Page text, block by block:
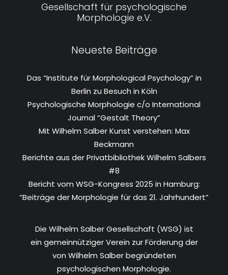
Gesellschaft für psychologische
Morphologie e.V.
Neueste Beiträge
Das “Institute für Morphological Psychology” in
Berlin zu Besuch in Köln
Psychologische Morphologie c/o International
Journal “Gestalt Theory”
Mit Wilhelm Salber Kunst verstehen: Max
Beckmann
Berichte aus der Privatbibliothek Wilhelm Salbers
#8
Bericht vom WSG-Kongress 2025 in Hamburg:
“Beiträge der Morphologie für das 21. Jahrhundert”
Die Wilhelm Salber Gesellschaft (WSG) ist
ein gemeinnütziger Verein zur Förderung der
von Wilhelm Salber begründeten
psychologischen Morphologie.